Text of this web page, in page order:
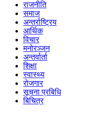
राजनीति
समाज
अन्तर्राष्ट्रिय
आर्थिक
विचार
मनोरञ्जन
अन्तर्वार्ता
शिक्षा
स्वास्थ्य
रोजगार
सूचना प्रबिधि
बिचित्र